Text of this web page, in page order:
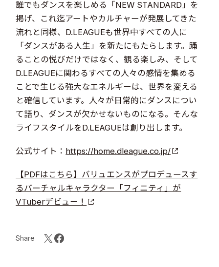
誰でもダンスを楽しめる「NEW STANDARD」を
掲げ、これ迄アートやカルチャーが発展してきた
流れと同様、D.LEAGUEも世界中すべての人に
「ダンスがある人生」を新たにもたらします。踊
ることの悦びだけではなく、観る楽しみ、そして
D.LEAGUEに関わるすべての人々の感情を集める
ことで生じる強大なエネルギーは、世界を変える
と確信しています。人々が日常的にダンスについ
て語り、ダンスが欠かせないものになる。そんな
ライフスタイルをD.LEAGUEは創り出します。
公式サイト： https://home.dleague.co.jp/
【PDFはこちら】バリュエンスがプロデュースす
るバーチャルキャラクター「フィニティ」が
VTuberデビュー！
Share